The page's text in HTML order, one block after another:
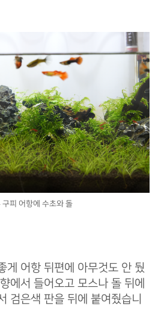
구피 어항에 수초와 돌
게 어항 뒤편에 아무것도 안 뒀
에서 들어오고 모스나 돌 뒤에
검은색 판을 뒤에 붙여줬습니